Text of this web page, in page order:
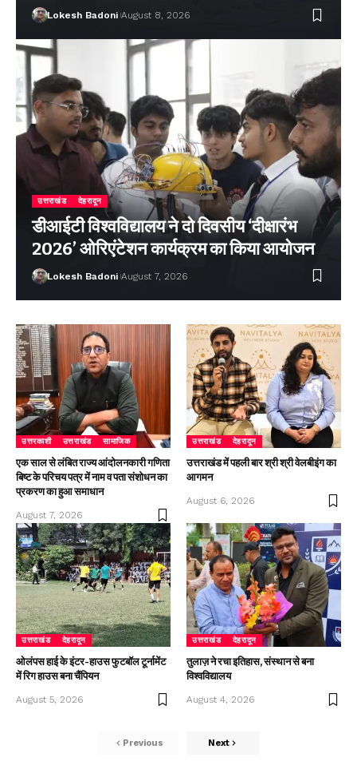
Lokesh Badoni August 8, 2026
उत्तराखंड देहरादून
डीआईटी विश्वविद्यालय ने दो दिवसीय ‘दीक्षारंभ
2026’ ओरिएंटेशन कार्यक्रम का किया आयोजन
Lokesh Badoni August 7, 2026
उत्तरकाशी उत्तराखंड सामाजिक
एक साल से लंबित राज्य आंदोलनकारी गणिता
बिष्ट के परिचय पत्र में नाम व पता संशोधन का
प्रकरण का हुआ समाधान
August 7, 2026
उत्तराखंड देहरादून
उत्तराखंड में पहली बार श्री श्री वेलबीइंग का
आगमन
August 6, 2026
उत्तराखंड देहरादून
ओलंपस हाई के इंटर-हाउस फुटबॉल टूर्नामेंट
में रिग हाउस बना चैंपियन
August 5, 2026
उत्तराखंड देहरादून
तुलाज़ ने रचा इतिहास, संस्थान से बना
विश्वविद्यालय
August 4, 2026
Previous Next